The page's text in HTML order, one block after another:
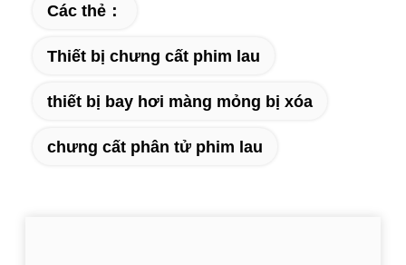
Các thẻ：
Thiết bị chưng cất phim lau
thiết bị bay hơi màng mỏng bị xóa
chưng cất phân tử phim lau